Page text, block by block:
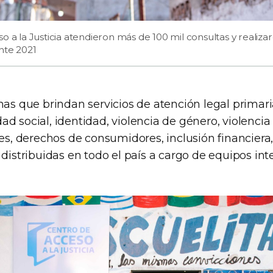
a la Justicia atendieron más de 100 mil consultas y
2021
que brindan servicios de atención legal
social, identidad, violencia de género,
derechos de consumidores, inclusión
en todo el país a cargo de equipos